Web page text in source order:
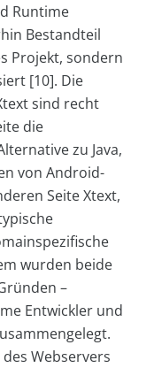
Runtime
Bestandteil
Projekt, sondern
[10]. Die
sind recht
die
zu Java,
von Android-
Seite Xtext,
wurden beide
–
Entwickler und
Webservers